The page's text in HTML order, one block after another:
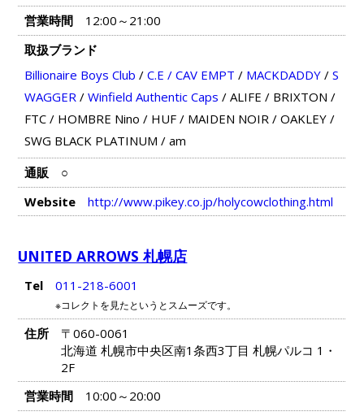
営業時間
12:00～21:00
取扱ブランド
Billionaire Boys Club / C.E / CAV EMPT / MACKDADDY/ S
WAGGER/ Winfield Authentic Caps / ALIFE / BRIXTON /
FTC/ HOMBRE Nino / HUF/ MAIDEN NOIR/ OAKLEY /
SWG BLACK PLATINUM / am
通販
○
Website
http://www.pikey.co.jp/holycowclothing.html
UNITED ARROWS 札幌店
Tel 011-218-6001
※コレクトを見たというとスムーズです。
住所
〒060-0061
北海道 札幌市中央区南1条西3丁目 札幌パルコ 1・
2F
営業時間
10:00～20:00